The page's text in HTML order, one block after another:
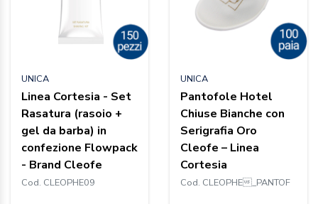
UNICA
Linea Cortesia - Set
Rasatura (rasoio +
gel da barba) in
confezione Flowpack
- Brand Cleofe
Cod. CLEOPHE09
UNICA
Pantofole Hotel
Chiuse Bianche con
Serigrafia Oro
Cleofe – Linea
Cortesia
Cod. CLEOPHE_PANTOF